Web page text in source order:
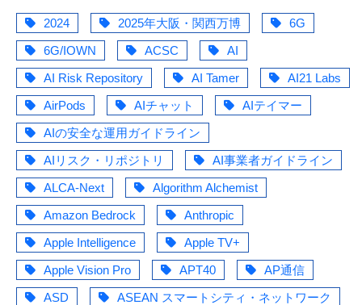
2024 2025年大阪・関西万博
6G
6G/IOWN
ACSC
AI
AI Risk Repository
AI Tamer
AI21 Labs
AirPods
AIチャット
AIテイマー
AIの安全な運用ガイドライン
AIリスク・リポジトリ
AI事業者ガイドライン
ALCA-Next
Algorithm Alchemist
Amazon Bedrock
Anthropic
Apple Intelligence
Apple TV+
Apple Vision Pro
APT40
AP通信
ASD
ASEAN スマートシティ・ネットワーク